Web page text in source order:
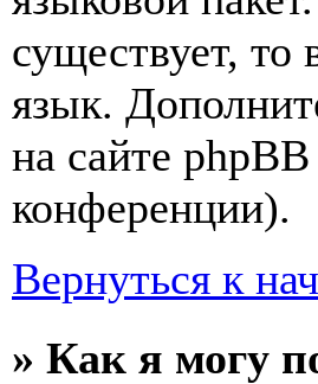
существует,
язык.
на сайте
конференции).
Вернуться к
» Как я могу